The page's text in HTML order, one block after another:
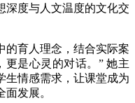
深度与人文温度的文化交
的育人理念，结合实际案
更是心灵的对话。” 她主
生情感需求，让课堂成为
发展。